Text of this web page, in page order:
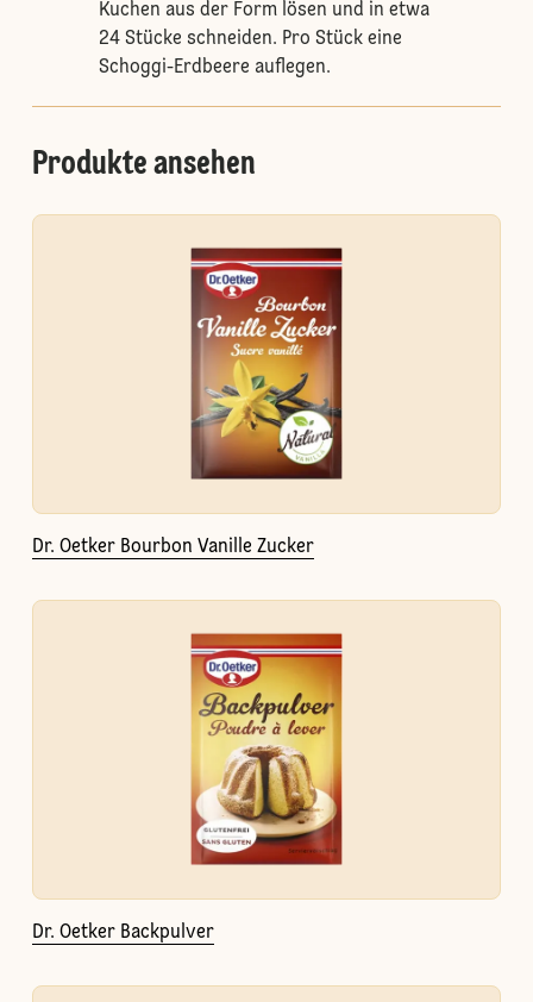
Kuchen aus der Form lösen und in etwa
24 Stücke schneiden. Pro Stück eine
Schoggi-Erdbeere auflegen.
Produkte ansehen
Dr. Oetker Bourbon Vanille Zucker
Dr. Oetker Backpulver